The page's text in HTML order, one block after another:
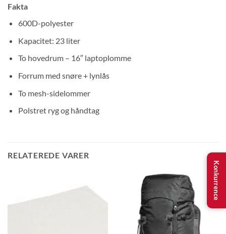
Fakta
600D-polyester
Kapacitet: 23 liter
To hovedrum – 16″ laptoplomme
Forrum med snøre + lynlås
To mesh-sidelommer
Polstret ryg og håndtag
RELATEREDE VARER
Konkurrence